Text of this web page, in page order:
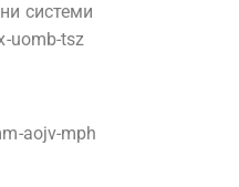
системи
uomb-tsz
aojv-mph